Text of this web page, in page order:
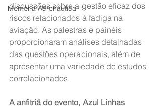
Memória Aeronáutica
discussões sobre a gestão eficaz dos
riscos relacionados à fadiga na
aviação. As palestras e painéis
proporcionaram análises detalhadas
das questões operacionais, além de
apresentar uma variedade de estudos
correlacionados.
A anfitriã do evento, Azul Linhas